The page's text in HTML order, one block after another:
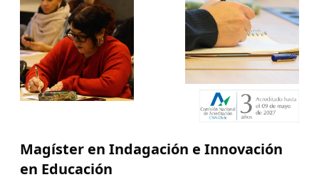
Magíster en Indagación e Innovación
en Educación